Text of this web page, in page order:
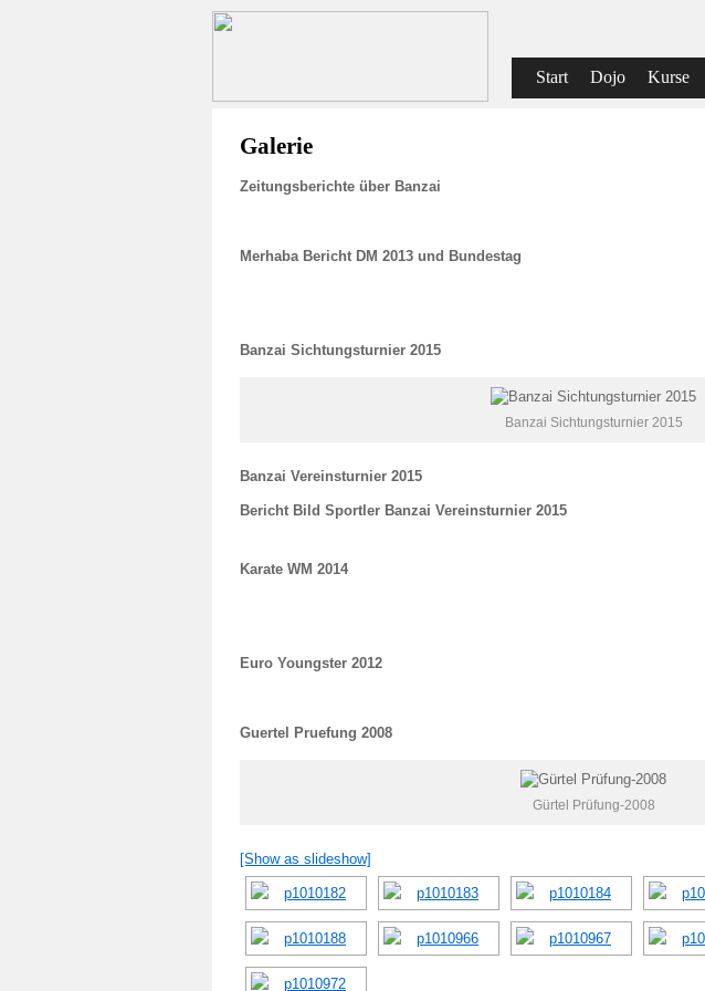
Start Dojo Kurse
Galerie
Zeitungsberichte über Banzai
Merhaba Bericht DM 2013 und Bundestag
Banzai Sichtungsturnier 2015
Banzai Sichtungsturnier 2015
Banzai Vereinsturnier 2015
Bericht Bild Sportler Banzai Vereinsturnier 2015
Karate WM 2014
Euro Youngster 2012
Guertel Pruefung 2008
Gürtel Prüfung-2008
[Show as slideshow]